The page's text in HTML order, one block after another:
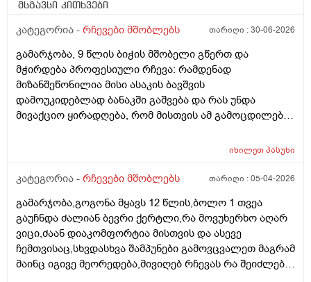
მსგავსი კითხვები
კატეგორია - რჩევები მშობლებს თარიღი :30-06-2026
გამარჯობა, 9 წლის ბიჭის მშობელი გწერთ და
მჭირდება პროფესიული რჩევა: რამდენად
მიზანშეწონილია მისი ასაკის ბავშვის
დამოუკიდებლად ბანაკში გაშვება და რას უნდა
მივაქციო ყირადღება, რომ მისთვის ამ გამოცდილებამ
თუმცა ცოტა ეშინია, რომ მშობლების გარეშე,
გარეშე არსად ყოფილა და ამიტომ ძალიან მიჭირს
მადლობა გამოხმაურებისთვის. პ.ს. ბავშვი არ აქვს
კომუნიკაციის პრობლემა, თუმცა ცოტა მორიდებულია
და არ არის დამოუკიდებლობას მიჩვეული.
იხილეთპასუხი
კატეგორია - რჩევები მშობლებს თარიღი :05-04-2026
გამარჯობა,გოგონა მყავს 12 წლის,ბოლო 1 თვეა
გაუჩნდა ძალიან ბევრი ქერტლი,რა მოვუხერხო აღარ
ვიცი,ძაან დიაკომფორტია მისთვის და ასევე
ჩემთვისაც,სხვდასხვა შამპუნები გამოვცვალეთ მაგრამ
მაინც იგივე მეორედება,მივიღებ რჩევას რა შეიძლება